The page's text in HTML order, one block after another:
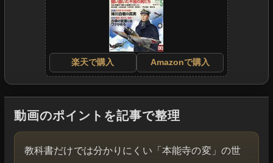
楽天で購入 Amazonで購入
動画のポイントを記事で整理
教科書だけでは分かりにくい「本能寺の変」の世